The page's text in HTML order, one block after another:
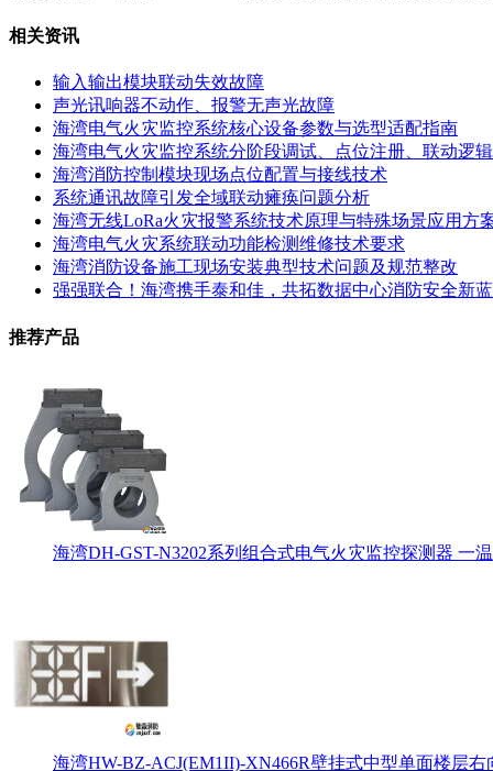
相关资讯
输入输出模块联动失效故障
声光讯响器不动作、报警无声光故障
海湾电气火灾监控系统核心设备参数与选型适配指南
海湾电气火灾监控系统分阶段调试、点位注册、联动逻
海湾消防控制模块现场点位配置与接线技术
系统通讯故障引发全域联动瘫痪问题分析
海湾无线LoRa火灾报警系统技术原理与特殊场景应用方
海湾电气火灾系统联动功能检测维修技术要求
海湾消防设备施工现场安装典型技术问题及规范整改
强强联合！海湾携手泰和佳，共拓数据中心消防安全新
推荐产品
海湾DH-GST-N3202系列组合式电气火灾监控探测器 一温
海湾HW-BZ-ACJ(EM1II)-XN466R壁挂式中型单面楼层右